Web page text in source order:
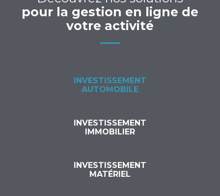
pour la gestion en ligne de
votre activité
INVESTISSEMENT
AUTOMOBILE
INVESTISSEMENT
IMMOBILIER
INVESTISSEMENT
MATÉRIEL